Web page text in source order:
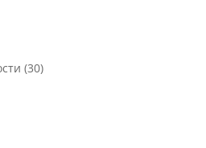
(30)